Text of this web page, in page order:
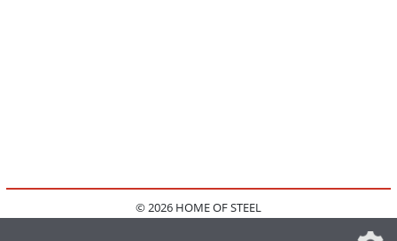
© 2026 HOME OF STEEL